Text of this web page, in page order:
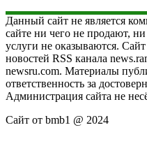
Данный сайт не является
сайте ни чего не продают,
услуги не оказываются.
новостей RSS канала
newsru.com. Материалы
ответственность за
Администрация сайта не
Сайт от bmb1 @ 2024